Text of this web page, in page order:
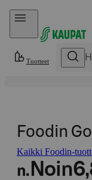
Hyppää sisältöön
Tuotteet
Foodin
Kaikki Foodin-
n. Noin